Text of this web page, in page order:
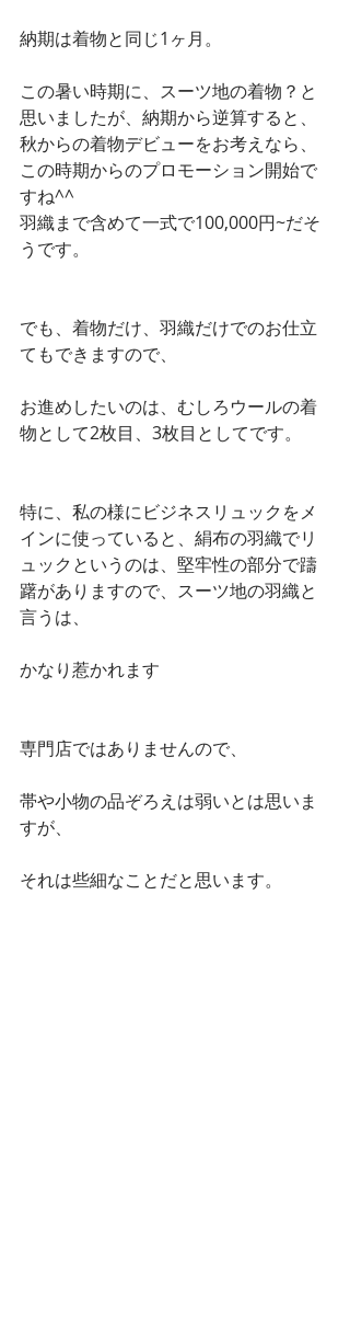
納期は着物と同じ1ヶ月。
この暑い時期に、スーツ地の着物？と
思いましたが、納期から逆算すると、
秋からの着物デビューをお考えなら、
この時期からのプロモーション開始で
すね^^
羽織まで含めて一式で100,000円~だそ
うです。
でも、着物だけ、羽織だけでのお仕立
てもできますので、
お進めしたいのは、むしろウールの着
物として2枚目、3枚目としてです。
特に、私の様にビジネスリュックをメ
インに使っていると、絹布の羽織でリ
ュックというのは、堅牢性の部分で躊
躇がありますので、スーツ地の羽織と
言うは、
かなり惹かれます
専門店ではありませんので、
帯や小物の品ぞろえは弱いとは思いま
すが、
それは些細なことだと思います。